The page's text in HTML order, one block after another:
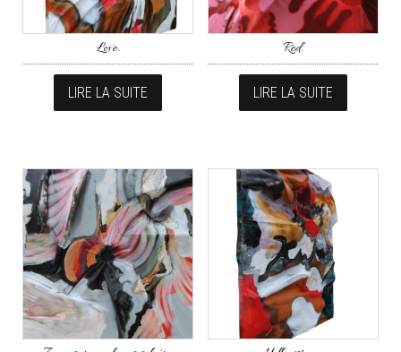
Love.
LIRE LA SUITE
Red.
LIRE LA SUITE